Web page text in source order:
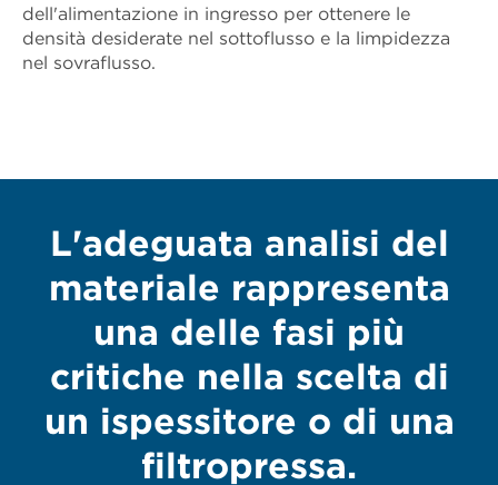
dell'alimentazione in ingresso per ottenere le
densità desiderate nel sottoflusso e la limpidezza
nel sovraflusso.
L'adeguata analisi del
materiale rappresenta
una delle fasi più
critiche nella scelta di
un ispessitore o di una
filtropressa.